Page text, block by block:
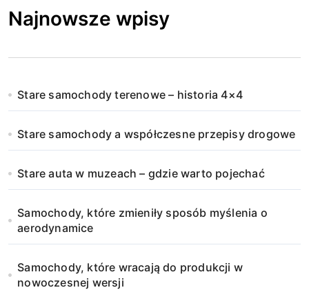
Najnowsze wpisy
Stare samochody terenowe – historia 4×4
Stare samochody a współczesne przepisy drogowe
Stare auta w muzeach – gdzie warto pojechać
Samochody, które zmieniły sposób myślenia o
aerodynamice
Samochody, które wracają do produkcji w
nowoczesnej wersji